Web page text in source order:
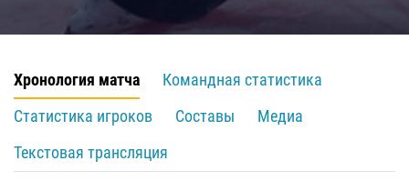
Хронология матча
Командная статистика
Статистика игроков
Составы
Медиа
Текстовая трансляция